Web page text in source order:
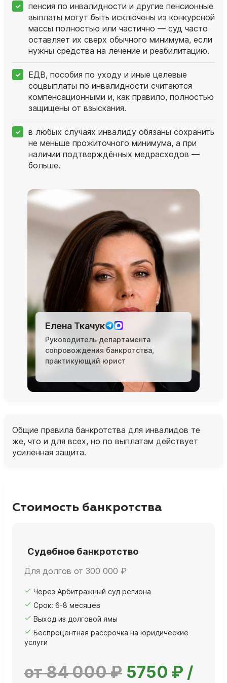
пенсия по инвалидности и другие пенсионные
выплаты могут быть исключены из конкурсной
массы полностью или частично — суд часто
оставляет их сверх обычного минимума, если
нужны средства на лечение и реабилитацию.
ЕДВ, пособия по уходу и иные целевые
соцвыплаты по инвалидности считаются
компенсационными и, как правило, полностью
защищены от взыскания.
в любых случаях инвалиду обязаны сохранить
не меньше прожиточного минимума, а при
наличии подтверждённых медрасходов —
больше.
Елена Ткачук
Руководитель департамента
сопровождения банкротства,
практикующий юрист
Общие правила банкротства для инвалидов те
же, что и для всех, но по выплатам действует
усиленная защита.
Стоимость банкротства
Судебное банкротство
Для долгов от 300 000 ₽
Через Арбитражный суд региона
Срок: 6-8 месяцев
Выход из долговой ямы
Беспроцентная рассрочка на юридические
услуги
от 84 000 ₽ 5750 ₽ /